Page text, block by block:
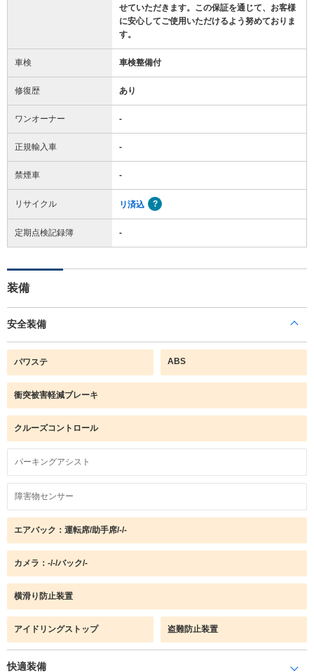
せていただきます。この保証を通じて、お客様
に安心してご使用いただけるよう努めておりま
す。
車検 車検整備付
修復歴 あり
ワンオーナー -
正規輸入車 -
禁煙車 -
リサイクル リ済込
定期点検記録簿 -
装備
安全装備
パワステ ABS
衝突被害軽減ブレーキ
クルーズコントロール
パーキングアシスト
障害物センサー
エアバック：運転席/助手席/-/-
カメラ：-/-/バック/-
横滑り防止装置
アイドリングストップ 盗難防止装置
快適装備